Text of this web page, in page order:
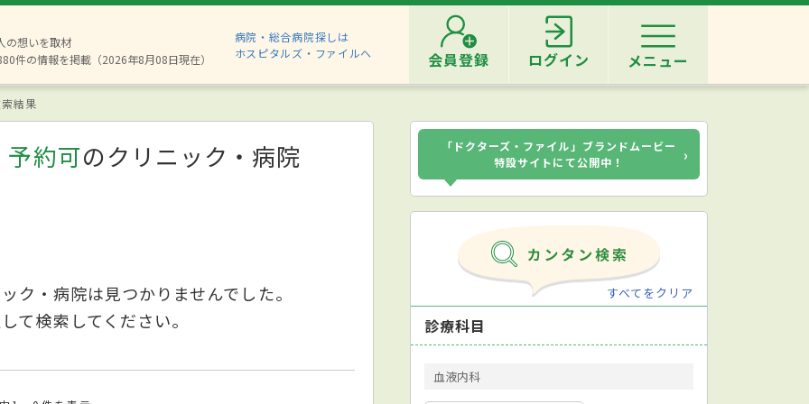
の想いを取材
件の情報を掲載（2026年8月08日現在）
病院・総合病院探しは
ホスピタルズ・ファイルへ
会員登録 ログイン メニュー
結果
約可のクリニック・病院
ク・病院は見つかりませんでした。
て検索してください。
「ドクターズ・ファイル」ブランドムービー
特設サイトにて公開中！
›
すべてをクリア
診療科目
血液内科